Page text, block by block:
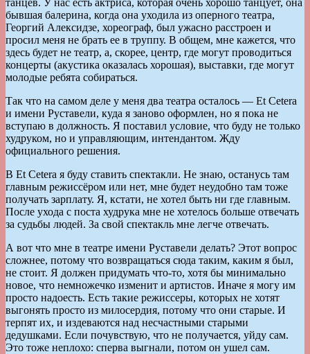
бывшая балерина, когда она уходила из оперного театра,
Георгий Алексидзе, хореограф, был ужасно расстроен и
просил меня не брать ее в труппу. В общем, мне кажется, что
здесь будет не театр, а, скорее, центр, где могут проводиться
концерты (акустика оказалась хорошая), выставки, где могут
молодые ребята собираться.
Так что на самом деле у меня два театра осталось — Et Сetera
и имени Руставели, куда я заново оформлен, но я пока не
вступаю в должность. Я поставил условие, что буду не только
худруком, но и управляющим, интендантом. Жду
официального решения.
В Et Сetera я буду ставить спектакли. Не знаю, останусь там
главным режиссёром или нет, мне будет неудобно там тоже
получать зарплату. Я, кстати, не хотел быть ни где главным.
После ухода с поста худрука мне не хотелось больше отвечать
за судьбы людей. За свой спектакль мне легче отвечать.
А вот что мне в театре имени Руставели делать? Этот вопрос
сложнее, потому что возвращаться сюда таким, каким я был,
не стоит. Я должен придумать что-то, хотя бы минимально
новое, что немножечко изменит и артистов. Иначе я могу им
просто надоесть. Есть такие режиссеры, которых не хотят
выгонять просто из милосердия, потому что они старые. И
терпят их, и издеваются над несчастными старыми
дедушками. Если почувствую, что не получается, уйду сам.
Это тоже неплохо: сперва выгнали, потом он ушел сам.